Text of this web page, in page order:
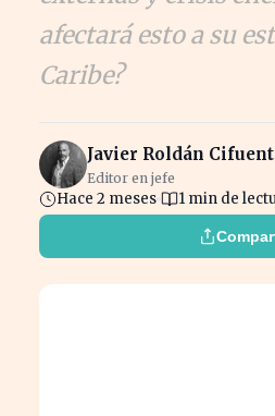
afectará esto a su
Caribe?
Javier Roldán
Editor en jefe
Hace 2 meses 1 min de